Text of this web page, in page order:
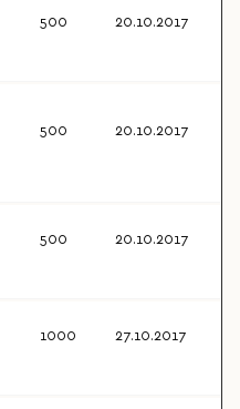
500 20.10.2017
500 20.10.2017
500 20.10.2017
1000 27.10.2017